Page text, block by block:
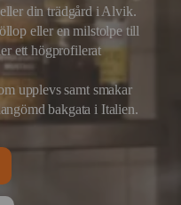
din trädgård i Alvik.
eller en milstolpe till
ett högprofilerat
upplevs samt smakar
bakgata i Italien.